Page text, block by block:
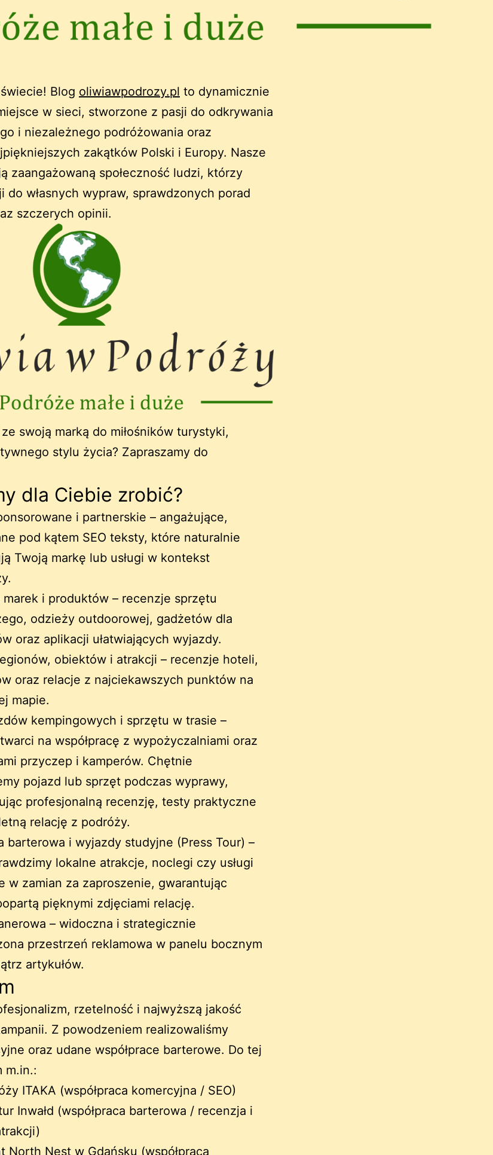
Blog oliwiawpodrozy.pl to dynamicznie
w sieci, stworzone z pasji do odkrywania
i niezależnego podróżowania oraz
zakątków Polski i Europy. Nasze
zaangażowaną społeczność ludzi, którzy
do własnych wypraw, sprawdzonych porad
szczerych opinii.
swoją marką do miłośników turystyki,
stylu życia? Zapraszamy do
dla Ciebie zrobić?
i partnerskie – angażujące,
pod kątem SEO teksty, które naturalnie
Twoją markę lub usługi w kontekst
marek i produktów – recenzje sprzętu
odzieży outdoorowej, gadżetów dla
oraz aplikacji ułatwiających wyjazdy.
obiektów i atrakcji – recenzje hoteli,
oraz relacje z najciekawszych punktów na
mapie.
kempingowych i sprzętu w trasie –
na współpracę z wypożyczalniami oraz
przyczep i kamperów. Chętnie
pojazd lub sprzęt podczas wyprawy,
profesjonalną recenzję, testy praktyczne
relację z podróży.
barterowa i wyjazdy studyjne (Press Tour) –
lokalne atrakcje, noclegi czy usługi
w zamian za zaproszenie, gwarantując
pięknymi zdjęciami relację.
– widoczna i strategicznie
przestrzeń reklamowa w panelu bocznym
artykułów.
rzetelność i najwyższą jakość
Z powodzeniem realizowaliśmy
oraz udane współprace barterowe. Do tej
m.in.:
ITAKA (współpraca komercyjna / SEO)
Inwałd (współpraca barterowa / recenzja i
North Nest w Gdańsku (współpraca